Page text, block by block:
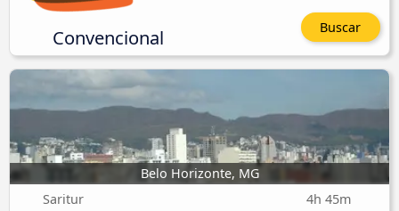
Convencional Buscar
Belo Horizonte, MG
Saritur
4h 45m